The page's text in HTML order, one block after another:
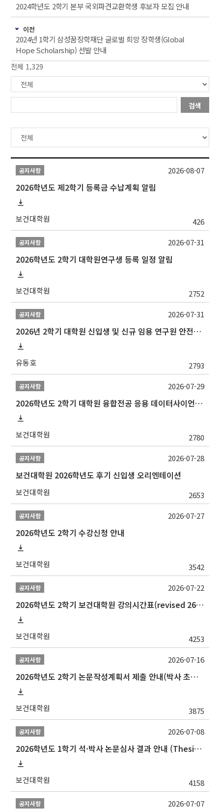
2024학년도 2학기 본부 국외파견교환학생 후보자 모집 안내
이전
2024년 1학기 삼성꿈장학재단 글로벌 희망 장학생(Global
Hope Scholarship) 선발 안내
전체 1,329
검색
공지사항
2026학년도 제2학기 등록금 수납계획 알림
보건대학원 426
2026-08-07
공지사항
2026학년도 2학기 대학원연구생 등록 일정 알림
보건대학원 2752
2026-07-31
공지사항
2026년 2학기 대학원 신입생 및 신규 임용 연구원 안전환경교육(신규교육) 실시 안내
유동호 2793
2026-07-31
공지사항
2026학년도 2학기 대학원 융합전공 응용 데이터사이언스 선발 계획 알림
보건대학원 2780
2026-07-29
공지사항
보건대학원 2026학년도 후기 신입생 오리엔테이션
보건대학원 2653
2026-07-28
공지사항
2026학년도 2학기 수강신청 안내
보건대학원 3542
2026-07-27
공지사항
2026학년도 2학기 보건대학원 강의시간표(revised 260803)(2026 2nd SEMESTER SNU GSPH TIMETABLE)
보건대학원 4253
2026-07-22
공지사항
2026학년도 2학기 논문작성계획서 제출 안내(박사 초심 일정 포함)_Thesis Proposal
보건대학원 3875
2026-07-16
공지사항
2026학년도 1학기 석·박사 논문심사 결과 안내 (Thesis Defense Result)
보건대학원 4158
2026-07-08
공지사항 2026-07-07